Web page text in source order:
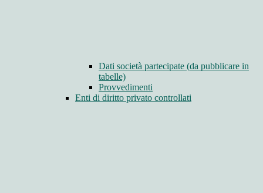
Dati società partecipate (da pubblicare in
tabelle)
Provvedimenti
Enti di diritto privato controllati